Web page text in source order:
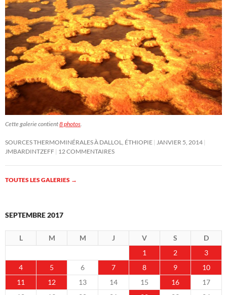
Cette galerie contient8 photos
SOURCES THERMOMINÉRALES À DALLOL, ÉTHIOPIE
JANVIER 5, 2014
JMBARDINTZEFF 12 COMMENTAIRES
TOUTES LES GALERIES →
SEPTEMBRE 2017
L M M J V S
D
1
2
3
4
5 6 7 8 9
10
11
12 13 14 15 16
17